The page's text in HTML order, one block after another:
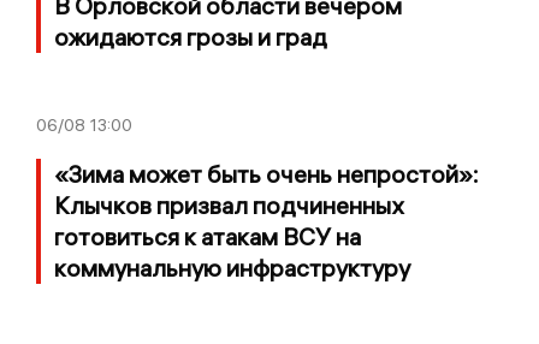
ожидаются грозы и град
06/08 13:00
«Зима может быть очень непростой»:
Клычков призвал подчиненных
готовиться к атакам ВСУ на
коммунальную инфраструктуру